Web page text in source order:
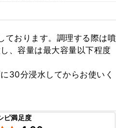
ております。調理する際は噴
、容量は最大容量以下程度
30分浸水してからお使いく
ピ満足度